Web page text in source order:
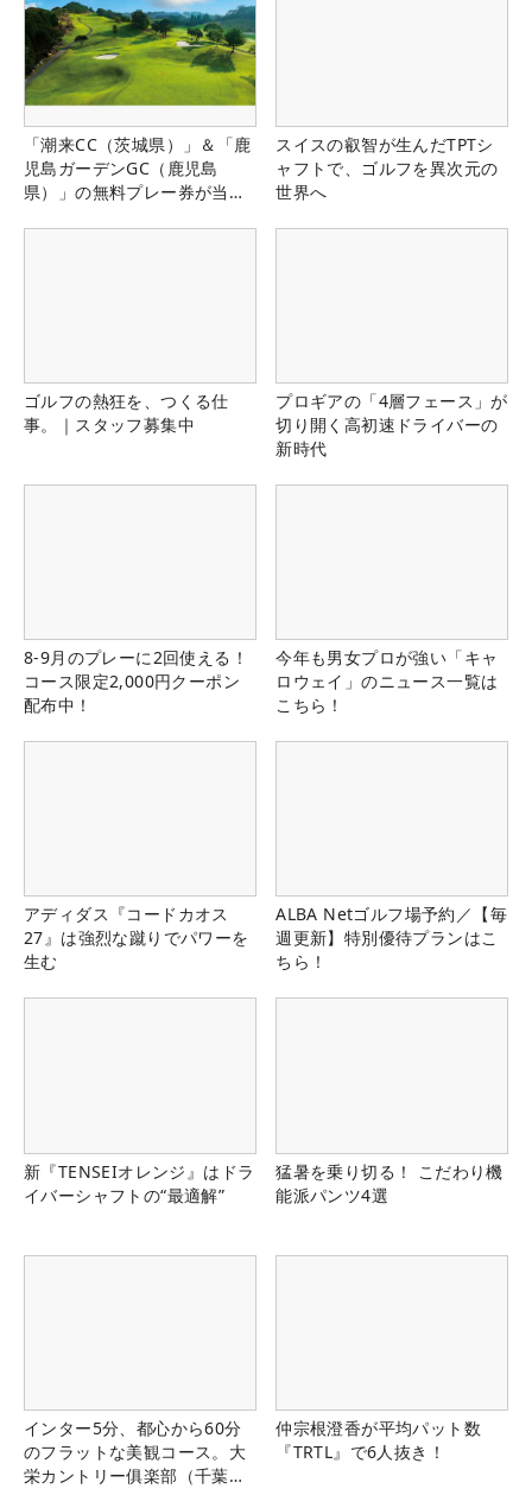
「潮来CC（茨城県）」＆「鹿
児島ガーデンGC（鹿児島
県）」の無料プレー券が当た
スイスの叡智が生んだTPTシ
ャフトで、ゴルフを異次元の
世界へ
ゴルフの熱狂を、つくる仕
事。｜スタッフ募集中
プロギアの「4層フェース」が
切り開く高初速ドライバーの
新時代
8-9月のプレーに2回使える！
コース限定2,000円クーポン
配布中！
今年も男女プロが強い「キャ
ロウェイ」のニュース一覧は
こちら！
アディダス『コードカオス
27』は強烈な蹴りでパワーを
生む
ALBA Netゴルフ場予約／【毎
週更新】特別優待プランはこ
ちら！
新『TENSEIオレンジ』はドラ
イバーシャフトの“最適解”
猛暑を乗り切る！ こだわり機
能派パンツ4選
インター5分、都心から60分
のフラットな美観コース。大
栄カントリー俱楽部（千葉
仲宗根澄香が平均パット数
『TRTL』で6人抜き！